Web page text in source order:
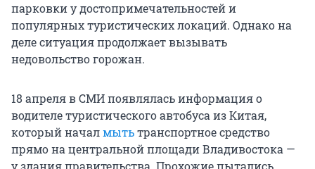
парковки у достопримечательностей и
популярных туристических локаций. Однако на
деле ситуация продолжает вызывать
недовольство горожан.
18 апреля в СМИ появлялась информация о
водителе туристического автобуса из Китая,
который началмытьтранспортное средство
прямо на центральной площади Владивостока —
у здания правительства. Прохожие пытались